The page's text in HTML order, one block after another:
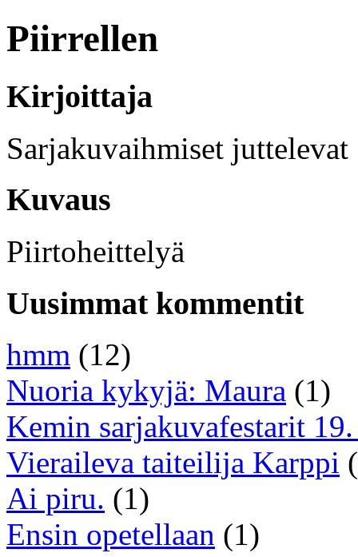
Piirrellen
Kirjoittaja
Sarjakuvaihmiset juttelevat
Kuvaus
Piirtoheittelyä
Uusimmat kommentit
hmm (12)
Nuoria kykyjä: Maura (1)
Kemin sarjakuvafestarit
Vieraileva taiteilija Karppi
Ai piru. (1)
Ensin opetellaan (1)